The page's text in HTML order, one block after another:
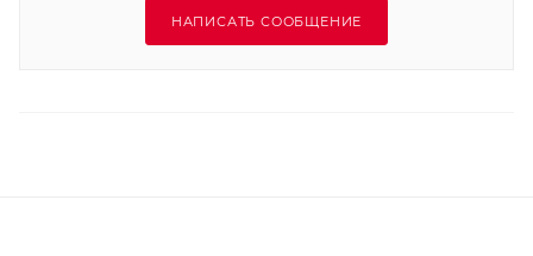
НАПИСАТЬ СООБЩЕНИЕ